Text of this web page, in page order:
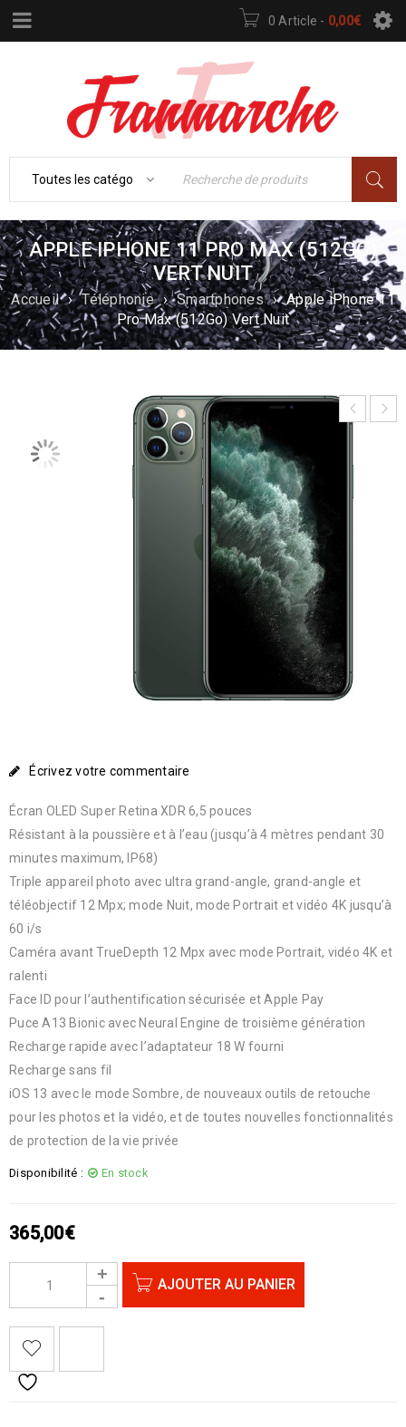
0 Article - 0,00€
APPLE IPHONE 11 PRO MAX (512GO)
VERT NUIT
Accueil › Téléphonie › Smartphones › Apple iPhone 11
Pro Max (512Go) Vert Nuit
Écrivez votre commentaire
Écran OLED Super Retina XDR 6,5 pouces
Résistant à la poussière et à l’eau (jusqu’à 4 mètres pendant 30
minutes maximum, IP68)
Triple appareil photo avec ultra grand-angle, grand-angle et
téléobjectif 12 Mpx; mode Nuit, mode Portrait et vidéo 4K jusqu’à
60 i/s
Caméra avant TrueDepth 12 Mpx avec mode Portrait, vidéo 4K et
ralenti
Face ID pour l’authentification sécurisée et Apple Pay
Puce A13 Bionic avec Neural Engine de troisième génération
Recharge rapide avec l’adaptateur 18 W fourni
Recharge sans fil
iOS 13 avec le mode Sombre, de nouveaux outils de retouche
pour les photos et la vidéo, et de toutes nouvelles fonctionnalités
de protection de la vie privée
Disponibilité : En stock
365,00€
AJOUTER AU PANIER